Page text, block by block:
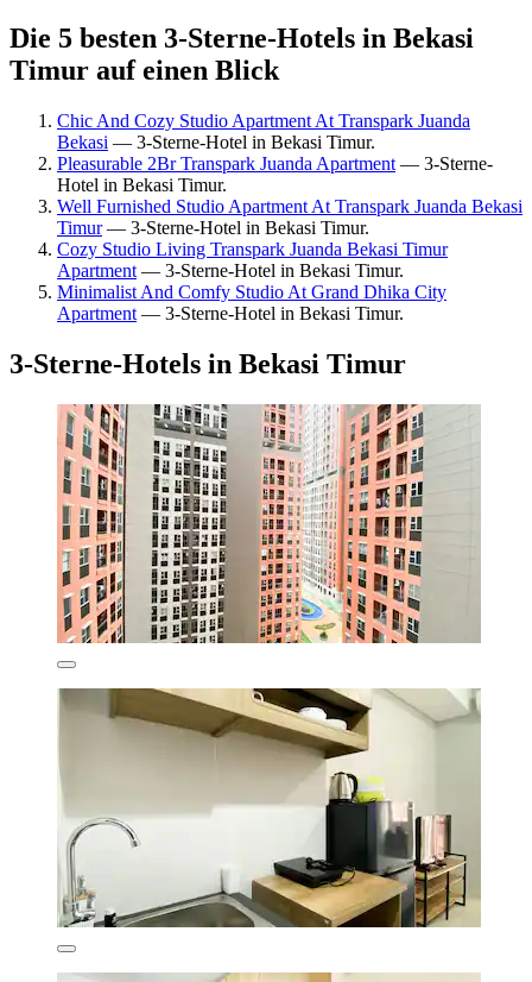
Die 5 besten 3-Sterne-Hotels in Bekasi
Timur auf einen Blick
Chic And Cozy Studio Apartment At Transpark Juanda
Bekasi — 3-Sterne-Hotel in Bekasi Timur.
Pleasurable 2Br Transpark Juanda Apartment — 3-Sterne-
Hotel in Bekasi Timur.
Well Furnished Studio Apartment At Transpark Juanda Bekasi
Timur— 3-Sterne-Hotel in Bekasi Timur.
Cozy Studio Living Transpark Juanda Bekasi Timur
Apartment — 3-Sterne-Hotel in Bekasi Timur.
Minimalist And Comfy Studio At Grand Dhika City
Apartment — 3-Sterne-Hotel in Bekasi Timur.
3-Sterne-Hotels in Bekasi Timur